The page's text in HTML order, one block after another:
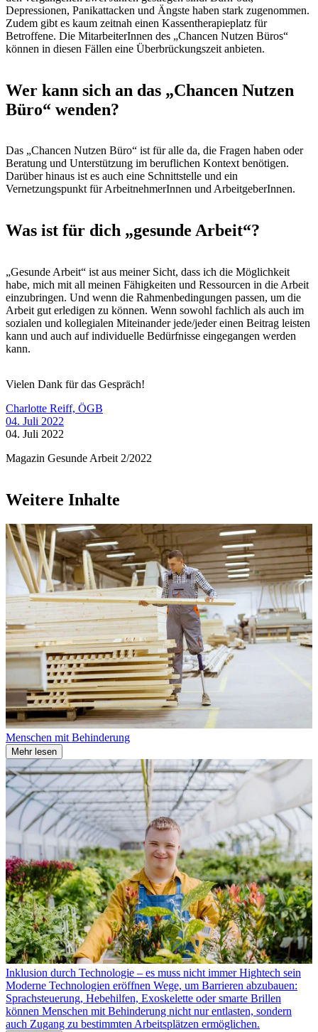
Depressionen, Panikattacken und Ängste haben stark zugenommen.
Zudem gibt es kaum zeitnah einen Kassentherapieplatz für
Betroffene. Die MitarbeiterInnen des „Chancen Nutzen Büros“
können in diesen Fällen eine Überbrückungszeit anbieten.
Wer kann sich an das „Chancen Nutzen
Büro“ wenden?
Das „Chancen Nutzen Büro“ ist für alle da, die Fragen haben oder
Beratung und Unterstützung im beruflichen Kontext benötigen.
Darüber hinaus ist es auch eine Schnittstelle und ein
Vernetzungspunkt für ArbeitnehmerInnen und ArbeitgeberInnen.
Was ist für dich „gesunde Arbeit“?
„Gesunde Arbeit“ ist aus meiner Sicht, dass ich die Möglichkeit
habe, mich mit all meinen Fähigkeiten und Ressourcen in die Arbeit
einzubringen. Und wenn die Rahmenbedingungen passen, um die
Arbeit gut erledigen zu können. Wenn sowohl fachlich als auch im
sozialen und kollegialen Miteinander jede/jeder einen Beitrag leisten
kann und auch auf individuelle Bedürfnisse eingegangen werden
kann.
Vielen Dank für das Gespräch!
Charlotte Reiff, ÖGB
04. Juli 2022
04. Juli 2022
Magazin Gesunde Arbeit 2/2022
Weitere Inhalte
Menschen mit Behinderung
Mehr lesen
Inklusion durch Technologie – es muss nicht immer Hightech sein
Moderne Technologien eröffnen Wege, um Barrieren abzubauen:
Sprachsteuerung, Hebehilfen, Exoskelette oder smarte Brillen
können Menschen mit Behinderung nicht nur entlasten, sondern
auch Zugang zu bestimmten Arbeitsplätzen ermöglichen.